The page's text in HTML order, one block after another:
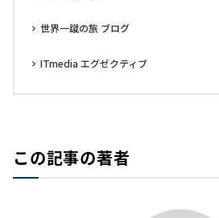
世界一蹴の旅 ブログ
ITmedia エグゼクティブ
この記事の著者